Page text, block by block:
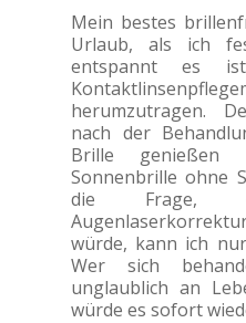
Mein bestes
Urlaub, als ich
entspannt es
herumzutragen.
nach der
Brille genießen
Sonnenbrille ohne
die Frage,
würde, kann ich
Wer sich
unglaublich an
würde es sofort